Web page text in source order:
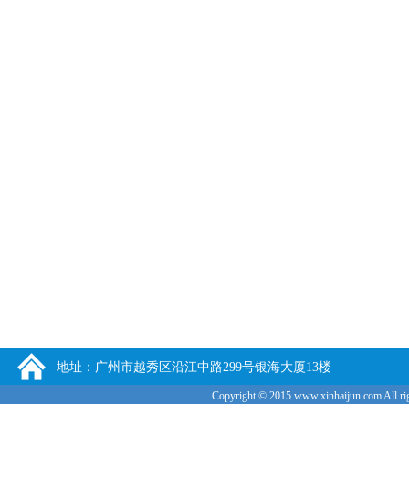
Copyright © 2015 www.xinhaijun.comAll
地址：广州市越秀区沿江中路299号银海大厦13楼